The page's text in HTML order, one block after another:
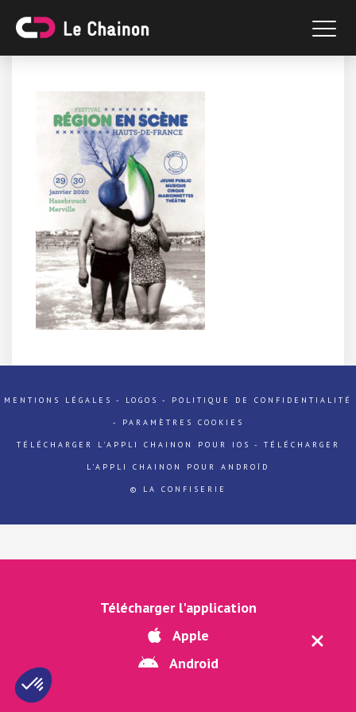
Télécharger l'application
Apple
Android
MENTIONS LÉGALES - LOGOS - POLITIQUE DE CONFIDENTIALITÉ
- PARAMÈTRES COOKIES
TÉLÉCHARGER L'APPLI CHAINON POUR IOS - TÉLÉCHARGER
L'APPLI CHAINON POUR ANDROÏD
© LA CONFISERIE